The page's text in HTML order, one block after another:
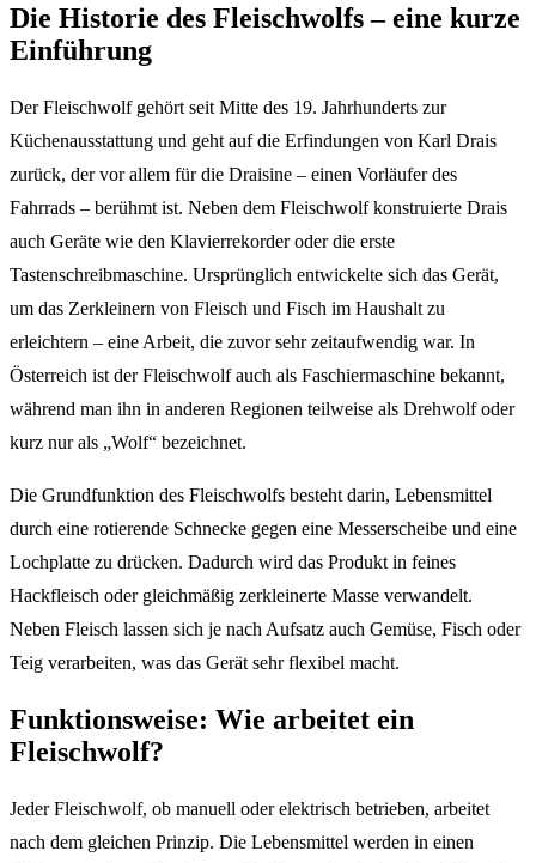
Die Historie des Fleischwolfs – eine kurze
Einführung
Der Fleischwolf gehört seit Mitte des 19. Jahrhunderts zur
Küchenausstattung und geht auf die Erfindungen von Karl Drais
zurück, der vor allem für die Draisine – einen Vorläufer des
Fahrrads – berühmt ist. Neben dem Fleischwolf konstruierte Drais
auch Geräte wie den Klavierrekorder oder die erste
Tastenschreibmaschine. Ursprünglich entwickelte sich das Gerät,
um das Zerkleinern von Fleisch und Fisch im Haushalt zu
erleichtern – eine Arbeit, die zuvor sehr zeitaufwendig war. In
Österreich ist der Fleischwolf auch als Faschiermaschine bekannt,
während man ihn in anderen Regionen teilweise als Drehwolf oder
kurz nur als „Wolf“ bezeichnet.
Die Grundfunktion des Fleischwolfs besteht darin, Lebensmittel
durch eine rotierende Schnecke gegen eine Messerscheibe und eine
Lochplatte zu drücken. Dadurch wird das Produkt in feines
Hackfleisch oder gleichmäßig zerkleinerte Masse verwandelt.
Neben Fleisch lassen sich je nach Aufsatz auch Gemüse, Fisch oder
Teig verarbeiten, was das Gerät sehr flexibel macht.
Funktionsweise: Wie arbeitet ein
Fleischwolf?
Jeder Fleischwolf, ob manuell oder elektrisch betrieben, arbeitet
nach dem gleichen Prinzip. Die Lebensmittel werden in einen